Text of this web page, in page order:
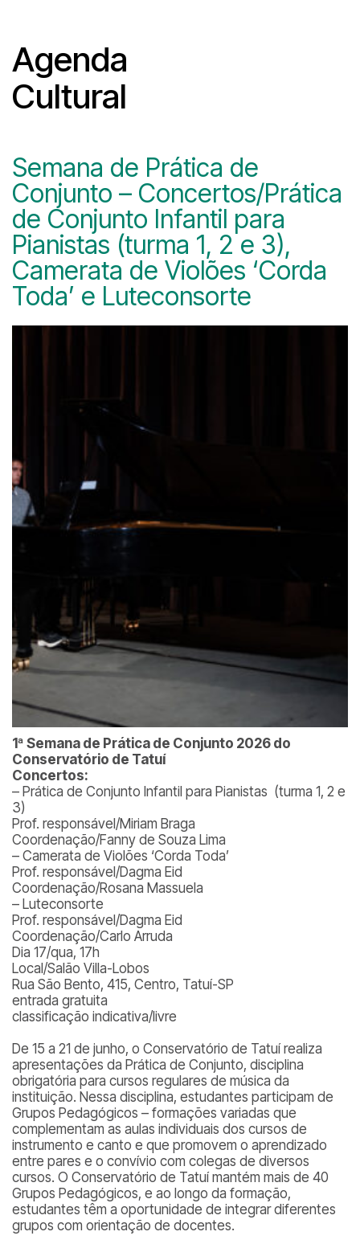
Agenda
Cultural
Semana de Prática de
Conjunto – Concertos/Prática
de Conjunto Infantil para
Pianistas (turma 1, 2 e 3),
Camerata de Violões ‘Corda
Toda’ e Luteconsorte
1ª Semana de Prática de Conjunto 2026 do
Conservatório de Tatuí
Concertos:
– Prática de Conjunto Infantil para Pianistas (turma 1, 2 e
3)
Prof. responsável/Miriam Braga
Coordenação/Fanny de Souza Lima
– Camerata de Violões ‘Corda Toda’
Prof. responsável/Dagma Eid
Coordenação/Rosana Massuela
– Luteconsorte
Prof. responsável/Dagma Eid
Coordenação/Carlo Arruda
Dia 17/qua, 17h
Local/Salão Villa-Lobos
Rua São Bento, 415, Centro, Tatuí-SP
entrada gratuita
classificação indicativa/livre
De 15 a 21 de junho, o Conservatório de Tatuí realiza
apresentações da Prática de Conjunto, disciplina
obrigatória para cursos regulares de música da
instituição. Nessa disciplina, estudantes participam de
Grupos Pedagógicos – formações variadas que
complementam as aulas individuais dos cursos de
instrumento e canto e que promovem o aprendizado
entre pares e o convívio com colegas de diversos
cursos. O Conservatório de Tatuí mantém mais de 40
Grupos Pedagógicos, e ao longo da formação,
estudantes têm a oportunidade de integrar diferentes
grupos com orientação de docentes.